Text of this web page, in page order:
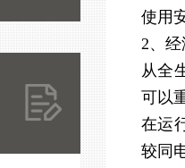
使用
2、
从全
可以
在运
较同